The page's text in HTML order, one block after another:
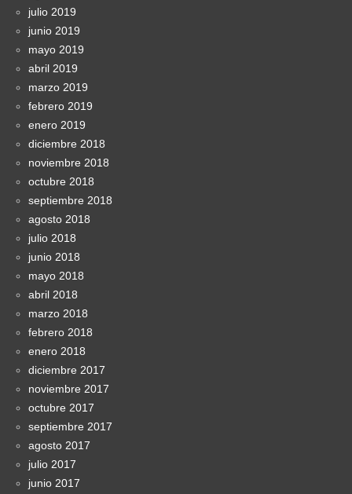
julio 2019
junio 2019
mayo 2019
abril 2019
marzo 2019
febrero 2019
enero 2019
diciembre 2018
noviembre 2018
octubre 2018
septiembre 2018
agosto 2018
julio 2018
junio 2018
mayo 2018
abril 2018
marzo 2018
febrero 2018
enero 2018
diciembre 2017
noviembre 2017
octubre 2017
septiembre 2017
agosto 2017
julio 2017
junio 2017